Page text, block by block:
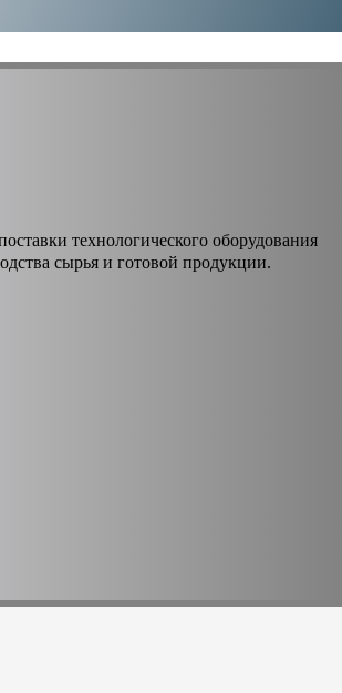
технологического оборудования
сырья и готовой продукции.